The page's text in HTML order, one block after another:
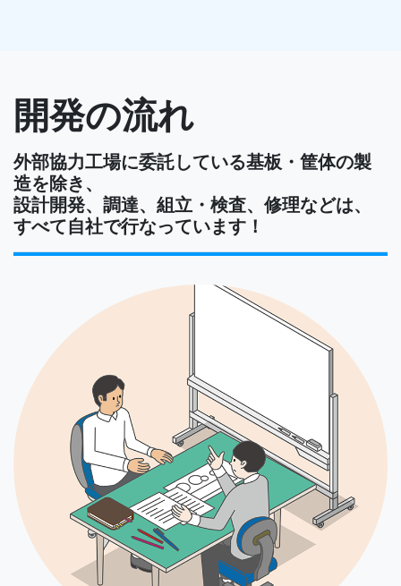
開発の流れ
外部協力工場に委託している基板・筐体の製
造を除き、
設計開発、調達、組立・検査、修理などは、
すべて自社で行なっています！